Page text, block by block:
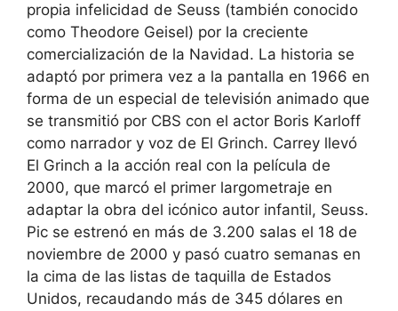
propia infelicidad de Seuss (también conocido
como Theodore Geisel) por la creciente
comercialización de la Navidad. La historia se
adaptó por primera vez a la pantalla en 1966 en
forma de un especial de televisión animado que
se transmitió por CBS con el actor Boris Karloff
como narrador y voz de El Grinch. Carrey llevó
El Grinch a la acción real con la película de
2000, que marcó el primer largometraje en
adaptar la obra del icónico autor infantil, Seuss.
Pic se estrenó en más de 3.200 salas el 18 de
noviembre de 2000 y pasó cuatro semanas en
la cima de las listas de taquilla de Estados
Unidos, recaudando más de 345 dólares en